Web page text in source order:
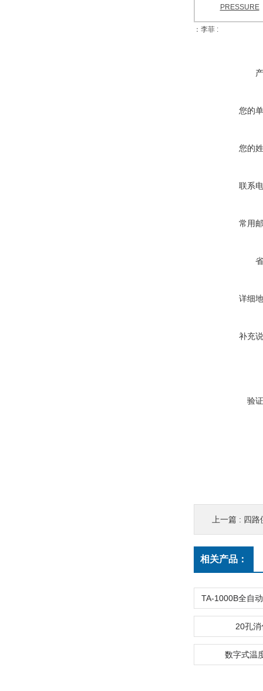
PRESSURE
：李菲 :
您的
您的
联系
常用
详细
补充
验
上一篇 : 四路
相关产品：
20孔
数字式温